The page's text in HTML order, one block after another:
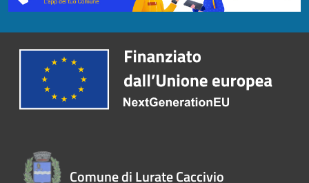
Comune di Lurate Caccivio